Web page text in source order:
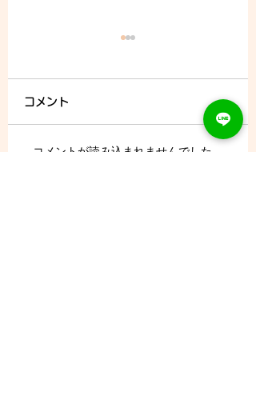
8/7 (金) - ご予約状況
コメント
コメントが読み込まれませんでした。